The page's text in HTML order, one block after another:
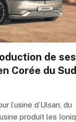
de ses
Corée du Sud
l’usine d’Ulsan, du
produit les Ioniq